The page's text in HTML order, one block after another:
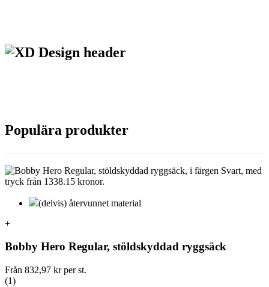
Populära produkter
(delvis) återvunnet material
+
Bobby Hero Regular, stöldskyddad ryggsäck
Från 832,97 krper st.
(1)